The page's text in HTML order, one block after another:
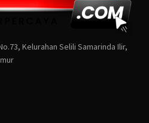
Kelurahan Selili Samarinda Ilir,